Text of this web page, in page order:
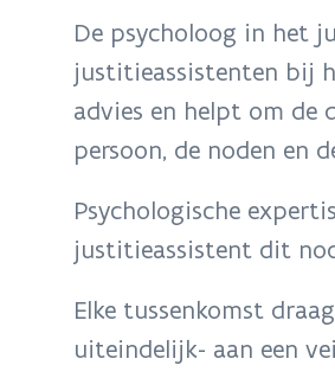
bevindt
psycholoog
justitiehuizen
De psycholoog in het
justitieassistenten bij
advies en helpt om de
persoon, de noden en
Psychologische
justitieassistent dit
Elke tussenkomst
uiteindelijk- aan een